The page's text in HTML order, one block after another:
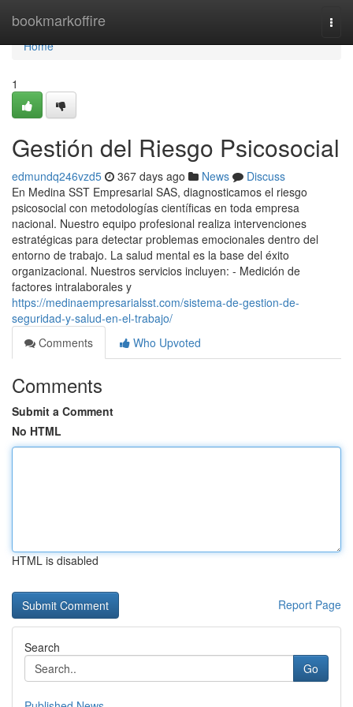
bookmarkoffire
Home
Home
1
Gestión del Riesgo Psicosocial
edmundq246vzd5 367 days ago News
Discuss
En Medina SST Empresarial SAS, diagnosticamos el riesgo
psicosocial con metodologías científicas en toda empresa
nacional. Nuestro equipo profesional realiza intervenciones
estratégicas para detectar problemas emocionales dentro del
entorno de trabajo. La salud mental es la base del éxito
organizacional. Nuestros servicios incluyen: - Medición de
factores intralaborales y
https://medinaempresarialsst.com/sistema-de-gestion-de-
seguridad-y-salud-en-el-trabajo/
Comments
Who Upvoted
Comments
Submit a Comment
No HTML
HTML is disabled
Report Page
Search
Go